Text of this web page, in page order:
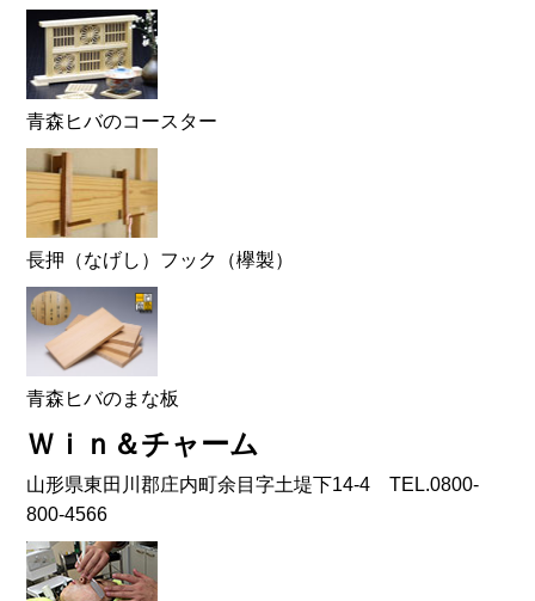
青森ヒバのコースター
長押（なげし）フック（欅製）
青森ヒバのまな板
Ｗｉｎ＆チャーム
山形県東田川郡庄内町余目字土堤下14-4 TEL.0800-
800-4566